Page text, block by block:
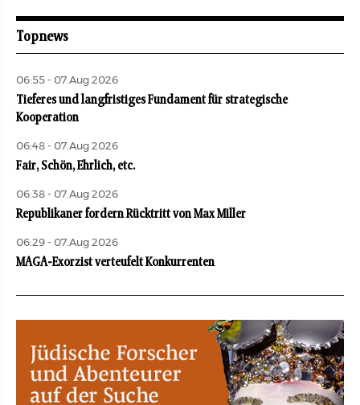
aufbau
Topnews
06:55 - 07.Aug 2026
Tieferes und langfristiges Fundament für strategische
Kooperation
06:48 - 07.Aug 2026
Fair, Schön, Ehrlich, etc.
06:38 - 07.Aug 2026
Republikaner fordern Rücktritt von Max Miller
06:29 - 07.Aug 2026
MAGA-Exorzist verteufelt Konkurrenten